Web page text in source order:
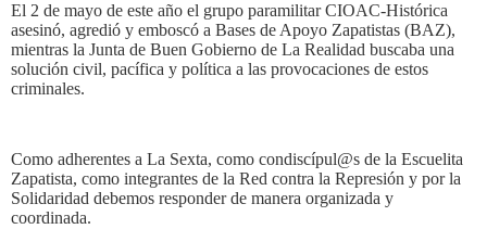
El 2 de mayo de este año el grupo paramilitar CIOAC-Histórica
asesinó, agredió y emboscó a Bases de Apoyo Zapatistas (BAZ),
mientras la Junta de Buen Gobierno de La Realidad buscaba una
solución civil, pacífica y política a las provocaciones de estos
criminales.
Como adherentes a La Sexta, como condiscípul@s de la Escuelita
Zapatista, como integrantes de la Red contra la Represión y por la
Solidaridad debemos responder de manera organizada y
coordinada.